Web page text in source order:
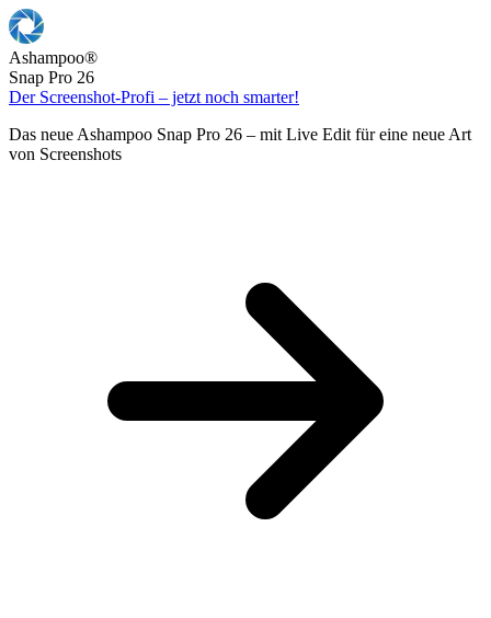
Ashampoo®
Snap Pro 26
Der Screenshot-Profi – jetzt noch smarter!
Das neue Ashampoo Snap Pro 26 – mit Live Edit für eine neue Art
von Screenshots